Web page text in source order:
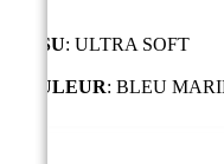
TISSU: ULTRA SOFT
COULEUR: BLEU